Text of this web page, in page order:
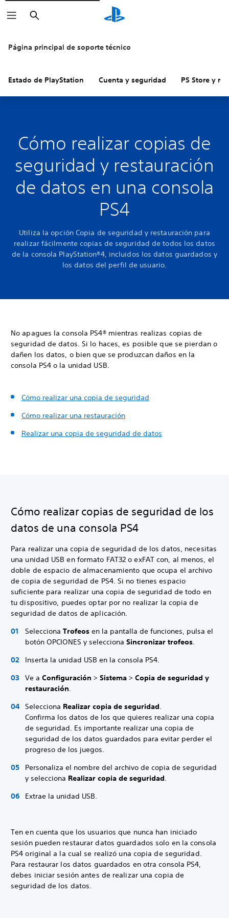
Buscar
Página principal de soporte técnico
Estado de PlayStation Cuenta y seguridad PS Store y
Cómo realizar copias de
seguridad y restauración
de datos en una consola
PS4
Utiliza la opción Copia de seguridad y restauración para
realizar fácilmente copias de seguridad de todos los datos
de la consola PlayStation®4, incluidos los datos guardados y
los datos del perfil de usuario.
No apagues la consola PS4® mientras realizas copias de
seguridad de datos. Si lo haces, es posible que se pierdan o
dañen los datos, o bien que se produzcan daños en la
consola PS4 o la unidad USB.
Cómo realizar una copia de seguridad
Cómo realizar una restauración
Realizar una copia de seguridad de datos
Cómo realizar copias de seguridad de los
datos de una consola PS4
Para realizar una copia de seguridad de los datos, necesitas
una unidad USB en formato FAT32 o exFAT con, al menos, el
doble de espacio de almacenamiento que ocupa el archivo
de copia de seguridad de PS4. Si no tienes espacio
suficiente para realizar una copia de seguridad de todo en
tu dispositivo, puedes optar por no realizar la copia de
seguridad de datos de aplicación.
Selecciona Trofeos en la pantalla de funciones, pulsa el
botón OPCIONES y selecciona Sincronizar trofeos.
Inserta la unidad USB en la consola PS4.
Ve a Configuración > Sistema > Copia de seguridad y
restauración.
Selecciona Realizar copia de seguridad.
Confirma los datos de los que quieres realizar una copia
de seguridad. Es importante realizar una copia de
seguridad de los datos guardados para evitar perder el
progreso de los juegos.
Personaliza el nombre del archivo de copia de seguridad
y selecciona Realizar copia de seguridad.
Extrae la unidad USB.
Ten en cuenta que los usuarios que nunca han iniciado
sesión pueden restaurar datos guardados solo en la consola
PS4 original a la cual se realizó una copia de seguridad.
Para restaurar los datos guardados en otra consola PS4,
debes iniciar sesión antes de realizar una copia de
seguridad de los datos.